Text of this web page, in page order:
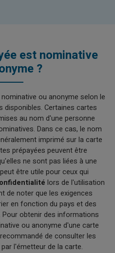
est nominative
?
ou anonyme selon le
Certaines cartes
au nom d'une personne
Dans ce cas, le nom
imprimé sur la carte
prépayées peuvent être
ne sont pas liées à une
être utile pour ceux qui
lors de l'utilisation
de noter que les exigences
en fonction du pays et des
Pour obtenir des informations
ou anonyme d'une carte
de consulter les
l'émetteur de la carte.